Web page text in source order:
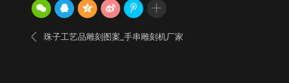
 珠子工艺品雕刻图案_手串雕刻机厂家